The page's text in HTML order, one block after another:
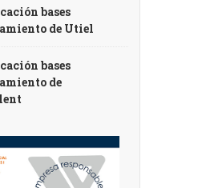
bases
de Utiel
bases
de